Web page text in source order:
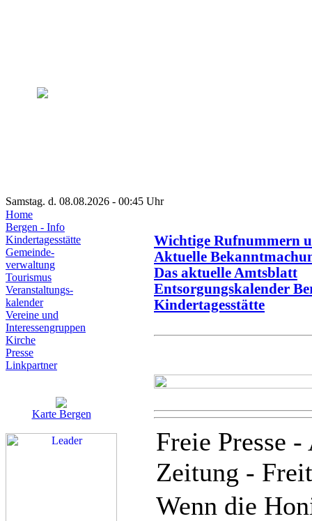
Samstag. d. 08.08.2026 - 00:45 Uhr
Home
Bergen - Info
Kindertagesstätte
Gemeinde-
verwaltung
Tourismus
Veranstaltungs-
kalender
Vereine und
Interessen­gruppen
Kirche
Presse
Linkpartner
Karte Bergen
Wichtige Rufnummern
Aktuelle
Das aktuelle Amtsblatt
Entsorgungskalender
Kindertagesstätte
Freie Presse
Zeitung -
Wenn die